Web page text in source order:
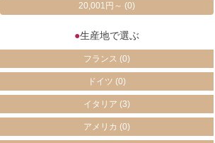
20,001円～(0)
●生産地で選ぶ
フランス(0)
ドイツ(0)
イタリア(3)
アメリカ(0)